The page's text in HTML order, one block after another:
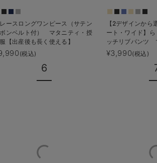
ースロングワンピース（サテン
ボンベルト付） マタニティ・授
【出産後も長く使える】
(税込)
【2デザインから
ート・ワイド】
ッチリブパンツ
【出産後も長く
¥3,990(税込)
6